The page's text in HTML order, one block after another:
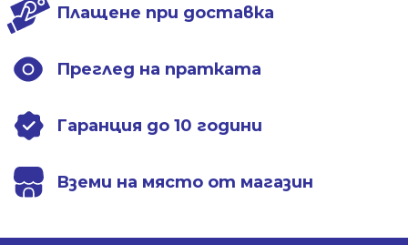
Плащене при доставка
Преглед на пратката
Гаранция до 10 години
Вземи на място от магазин